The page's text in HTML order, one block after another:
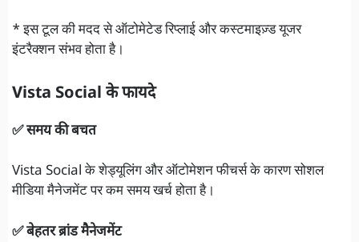
* इस टूल की मदद से ऑटोमेटेड रिप्लाई और कस्टमाइज़्ड यूजर
इंटरैक्शन संभव होता है।
Vista Social के फायदे
✅ समय की बचत
Vista Social के शेड्यूलिंग और ऑटोमेशन फीचर्स के कारण सोशल
मीडिया मैनेजमेंट पर कम समय खर्च होता है।
✅ बेहतर ब्रांड मैनेजमेंट